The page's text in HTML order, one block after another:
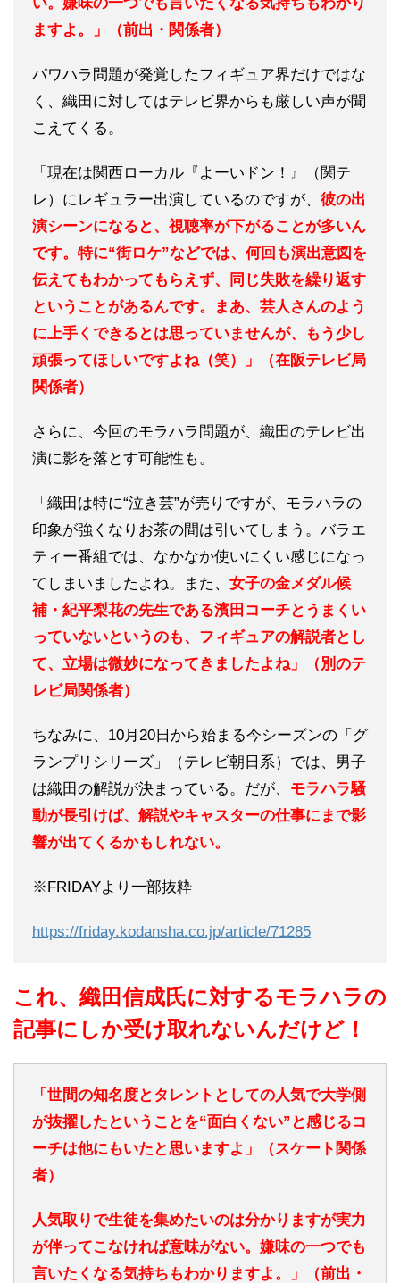
ますよ。」（前出・関係者）
パワハラ問題が発覚したフィギュア界だけではな
く、織田に対してはテレビ界からも厳しい声が聞
こえてくる。
「現在は関西ローカル『よーいドン！』（関テ
レ）にレギュラー出演しているのですが、 彼の出
演シーンになると、視聴率が下がることが多いん
です。特に“街ロケ”などでは、何回も演出意図を
伝えてもわかってもらえず、同じ失敗を繰り返す
ということがあるんです。まあ、芸人さんのよう
に上手くできるとは思っていませんが、もう少し
頑張ってほしいですよね（笑）」（在阪テレビ局
関係者）
さらに、今回のモラハラ問題が、織田のテレビ出
演に影を落とす可能性も。
「織田は特に“泣き芸”が売りですが、モラハラの
印象が強くなりお茶の間は引いてしまう。バラエ
ティー番組では、なかなか使いにくい感じになっ
てしまいましたよね。また、 女子の金メダル候
補・紀平梨花の先生である濱田コーチとうまくい
っていないというのも、フィギュアの解説者とし
て、立場は微妙になってきましたよね」（別のテ
レビ局関係者）
ちなみに、10月20日から始まる今シーズンの「グ
ランプリシリーズ」（テレビ朝日系）では、男子
は織田の解説が決まっている。だが、 モラハラ騒
動が長引けば、解説やキャスターの仕事にまで影
響が出てくるかもしれない。
※FRIDAYより一部抜粋
https://friday.kodansha.co.jp/article/71285
これ、織田信成氏に対するモラハラの
記事にしか受け取れないんだけど！
「世間の知名度とタレントとしての人気で大学側
が抜擢したということを“面白くない”と感じるコ
ーチは他にもいたと思いますよ」（スケート関係
者）
人気取りで生徒を集めたいのは分かりますが実力
が伴ってこなければ意味がない。嫌味の一つでも
言いたくなる気持ちもわかりますよ。」（前出・